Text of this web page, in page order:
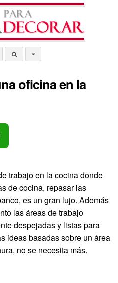
oficina en la
trabajo en la cocina donde
de cocina, repasar las
es un gran lujo. Además
las áreas de trabajo
despejadas y listas para
ideas basadas sobre un área
no se necesita más.